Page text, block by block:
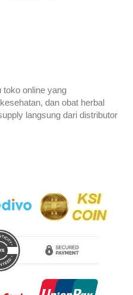
toko online yang
dan obat herbal
langsung dari distributor